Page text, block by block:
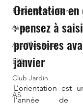
Projet Escape Game
6ème
Arts Plastiques
EPS
Club Jardin
AS
Orientation en
: pensez à
provisoires
janvier
L’orientation est
l’année de